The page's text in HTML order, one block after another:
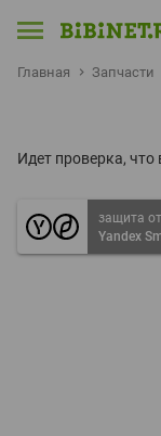
Главная Запчасти
Идет проверка, что
защита
Yandex